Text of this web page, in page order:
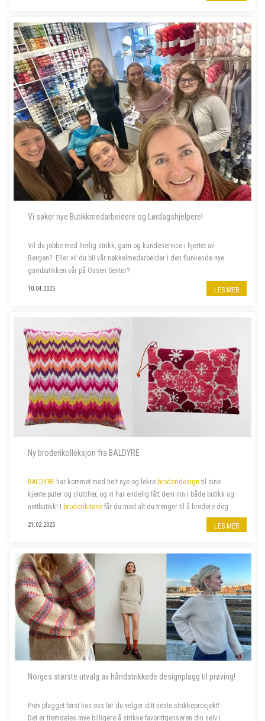
Vi søker nye Butikkmedarbeidere og Lørdagshjelpere!
Vil du jobbe med herlig strikk, garn og kundeservice i hjertet av
Bergen? Eller vil du bli vår nøkkelmedarbeider i den flunkende nye
garnbutikken vår på Oasen Senter?
Vi søker to nye butikkmedarbeidere i 100 % stilling, og lørdagshjelp til
10.04.2025 LES MER
Ny broderikolleksjon fra BALDYRE
BALDYRE har kommet med helt nye og lekre broderidesign til sine
kjente puter og clutcher, og vi har endelig fått dem inn i både butikk og
nettbutikk! I broderikitene får du med alt du trenger til å brodere deg
21.02.2025 LES MER
Norges største utvalg av håndstrikkede designplagg til prøving!
Prøv plagget først hos oss før du velger ditt neste strikkeprosjekt!
Det er fremdeles mye billigere å strikke favorittgenseren din selv i